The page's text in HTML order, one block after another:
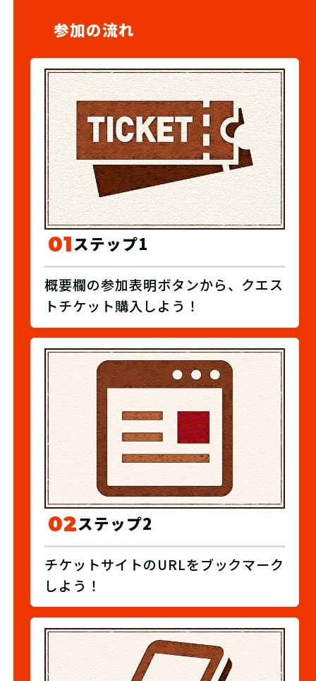
参加の流れ
01ステップ1
概要欄の参加表明ボタンから、クエス
トチケット購入しよう！
02ステップ2
チケットサイトのURLをブックマーク
しよう！